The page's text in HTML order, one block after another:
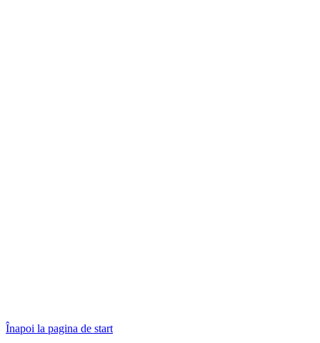
Înapoi la pagina de start